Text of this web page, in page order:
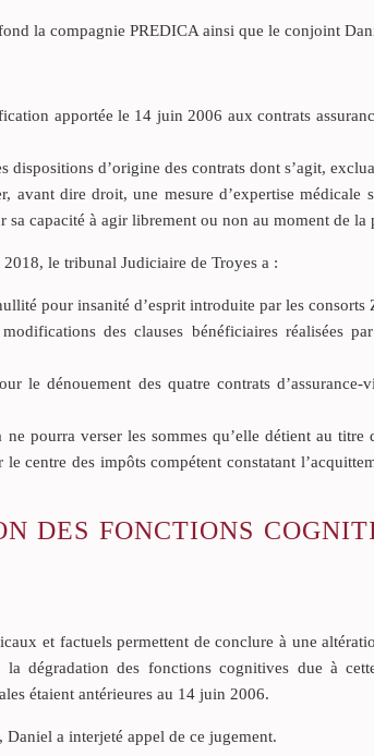
la compagnie PREDICA ainsi que le conjoint
apportée le 14 juin 2006 aux contrats
dispositions d’origine des contrats dont s’agit,
avant dire droit, une mesure d’expertise médicale
sa capacité à agir librement ou non au moment de la
le tribunal Judiciaire de Troyes a :
pour insanité d’esprit introduite par les
des clauses bénéficiaires réalisées
le dénouement des quatre contrats
pourra verser les sommes qu’elle détient au titre
le centre des impôts compétent constatant
DES FONCTIONS
et factuels permettent de conclure à une
dégradation des fonctions cognitives due à
étaient antérieures au 14 juin 2006.
a interjeté appel de ce jugement.